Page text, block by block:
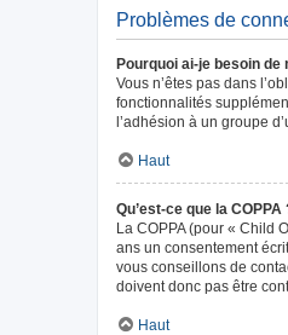
Problèmes de
Pourquoi ai-je besoin de
Vous n’êtes pas dans
fonctionnalités
l’adhésion à un groupe
Haut
Qu’est-ce que la COPPA
La COPPA (pour « Child
ans un consentement
vous conseillons de
doivent donc pas être
Haut